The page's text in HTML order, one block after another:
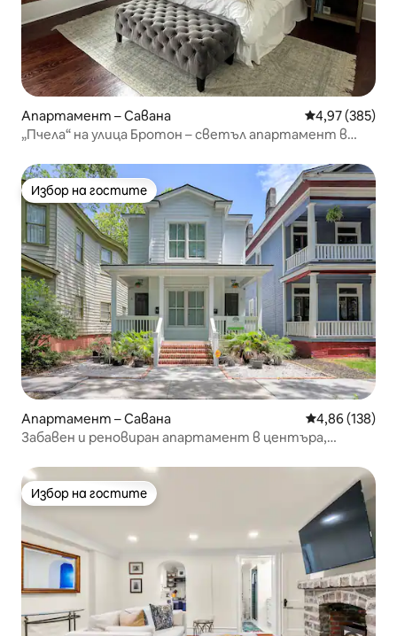
Апартамент – Савана Средна
4,97 (385)
„Пчела“ на улица Бротон – светъл апартамент в
Избор на гостите
Избор на гостите
Апартамент – Савана Средна
4,86 (138)
Забавен и реновиран апартамент в центъра,
Избор на гостите
Избор на гостите